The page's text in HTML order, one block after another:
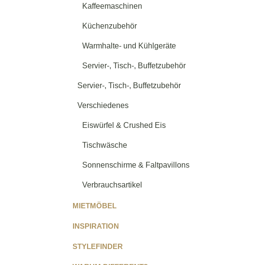
Kaffeemaschinen
Küchenzubehör
Warmhalte- und Kühlgeräte
Servier-, Tisch-, Buffetzubehör
Servier-, Tisch-, Buffetzubehör
Verschiedenes
Eiswürfel & Crushed Eis
Tischwäsche
Sonnenschirme & Faltpavillons
Verbrauchsartikel
MIETMÖBEL
INSPIRATION
STYLEFINDER